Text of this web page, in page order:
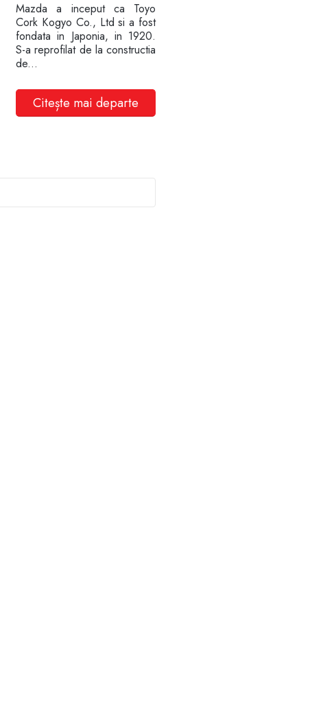
Mazda a inceput ca Toyo
Cork Kogyo Co., Ltd si a fost
fondata in Japonia, in 1920.
S-a reprofilat de la constructia
de...
Citește mai departe